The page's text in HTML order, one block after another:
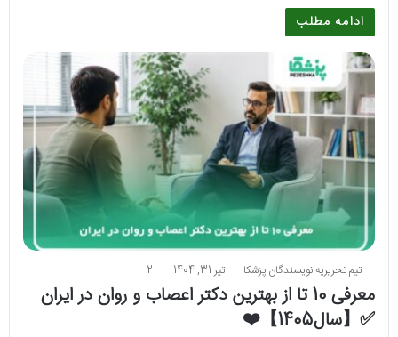
ادامه مطلب
تیم تحریریه نویسندگان پزشکا تیر 31, 1404 2
معرفی 10 تا از بهترین دکتر اعصاب و روان در ایران
✅【سال1405】❤️